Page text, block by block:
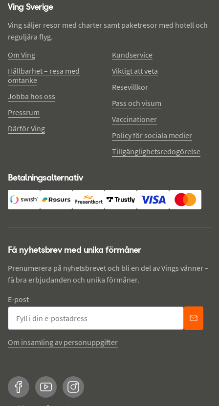
Ving Sverige
Ving säljer resor med charter samt paketresor med hotell och
reguljära flyg.
Om Ving
Hållbarhet – resa med
omtanke
Jobba hos oss
Pressrum
Därför Ving
Kundservice
Viktigt att veta
Resevillkor
Pass och visum
Vaccinationer
Policy för sociala medier
Tillgänglighetsredogörelse
Betalningsalternativ
Få nyhetsbrev med unika förmåner
Prenumerera på nyhetsbrevet och bli en del av Vings vänner –
få bra erbjudanden och unika förmåner.
E-post
Om insamling av personuppgifter
FacebookYouTubeInstagram